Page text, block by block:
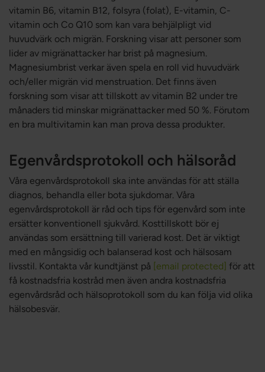
vitamin B6, vitamin B12, folsyra (folat), E-vitamin, C-
vitamin och Co Q10 som kan vara behjälpligt vid
huvudvärk och migrän. Forskning visar att personer som
lider av migränattacker har brist på magnesium.
Magnesiumbrist verkar även spela en roll vid huvudvärk
och/eller migrän vid menstruation. Det finns även
forskning som visar att tillskott av vitamin B2 under tre
månaders tid minskar migränattacker med 50 %. Förutom
en bra multivitamin kan man prova dessa produkter.
Egenvårdsprotokoll och hälsoråd
Våra egenvårdsprotokoll ska inte användas för att ställa
diagnos, behandla eller bota sjukdomar. Våra
egenvårdsprotokoll är råd och tips för egenvård som inte
ersätter konventionell sjukvård. Kosttillskott bör ej
användas som ersättning till varierad kost. Det är viktigt
med en mångsidig och balanserad kost och hälsosam
livsstil. Kontakta vår kundtjänst på [email protected] för att
få kostnadsfria kostråd men även andra kostnadsfria
egenvårdsråd och hälsoprotokoll som du kan följa vid olika
hälsobesvär.